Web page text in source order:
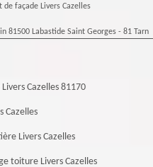
façade Livers Cazelles
81500 Labastide Saint Georges - 81 Tarn
Cazelles 81170
Cazelles
Livers Cazelles
toiture Livers Cazelles